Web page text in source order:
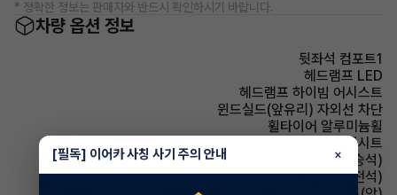
* 정확한 정보는 판매자와 반드시 확인하시기 바랍니다.
차량 옵션 정보
뒷좌석 컴포트1
헤드램프 LED
헤드램프 하이빔 어시스트
윈드실드(앞유리) 자외선 차단
휠타이어 알루미늄휠
시트 가죽시트
시트 전동시트(동승석)
시트 전동시트(운전석)
[필독] 이어카 사칭 사기 주의 안내 ×